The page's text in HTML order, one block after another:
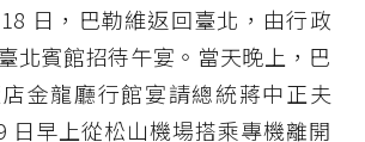
日，巴勒維返回臺北，由行政
北賓館招待午宴。當天晚上，巴
金龍廳行館宴請總統蔣中正夫
日早上從松山機場搭乘專機離開